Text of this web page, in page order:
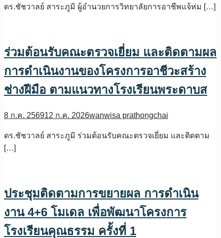
ดร.ชัชวาลย์ สาระภูมิ ผู้อำนวยการวิทยาลัยการอาชีพแจ้ห่ม […]
ร่วมต้อนรับคณะตรวจเยี่ยม และติดตามผล
การดำเนินงานของโครงการอาชีวะสร้าง
ช่างฝีมือ ตามแนวทางโรงเรียนพระดาบส
8 ก.ค. 256912 ก.ค. 2026wanwisa prathongchai
ดร.ชัชวาลย์ สาระภูมิ ร่วมต้อนรับคณะตรวจเยี่ยม และติดตาม
[…]
ประชุมติดตามการขยายผล การดำเนิน
งาน 4+6 โมเดล เพื่อพัฒนาโครงการ
โรงเรียนคุณธรรม ครั้งที่ 1